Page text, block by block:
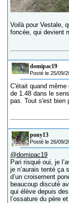
Voilà pour Vestale,
foncée, qui devient
domipac19
Posté le 25/09/
C'était quand
de 1.48 dans le
pas. Tout s'est bien
pony13
Posté le 26/09/
@domipac19
Pari risqué oui, je
je n’aurais tenté ça
d’un croisement
beaucoup discuté
qui élève depuis
l’ossature du père